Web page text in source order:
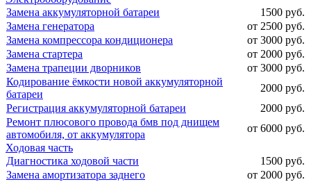
Замена аккумуляторной батареи
1500 руб.
Замена генератора
от 2500 руб.
Замена компрессора кондиционера
от 3000 руб.
Замена стартера
от 2000 руб.
Замена трапеции дворников
от 3000 руб.
Кодирование ёмкости новой аккумуляторной
батареи
2000 руб.
Регистрация аккумуляторной батареи
2000 руб.
Ремонт плюсового провода бмв под днищем
автомобиля, от аккумулятора
от 6000 руб.
Ходовая часть
Диагностика ходовой части
1500 руб.
Замена амортизатора заднего
от 2000 руб.